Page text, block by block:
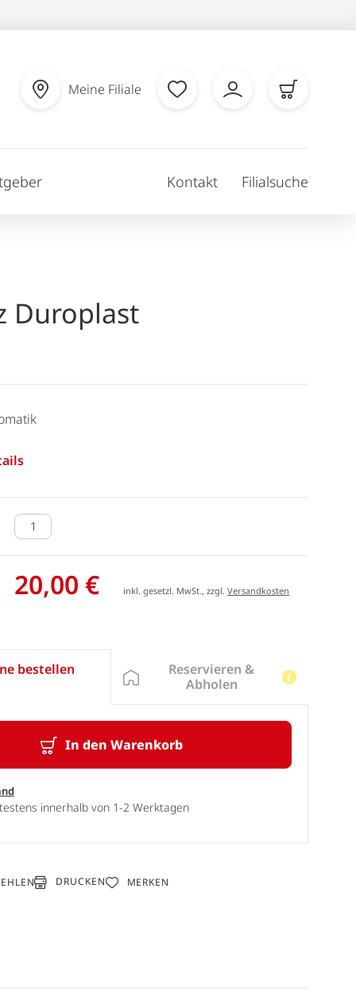
Meine Filiale
Kontakt Filialsuche
Duroplast
20,00 € inkl. gesetzl. MwSt., zzgl.Versandkosten
bestellen
In den Warenkorb
innerhalb von 1-2 Werktagen
Reservieren &
Abholen
DRUCKEN MERKEN